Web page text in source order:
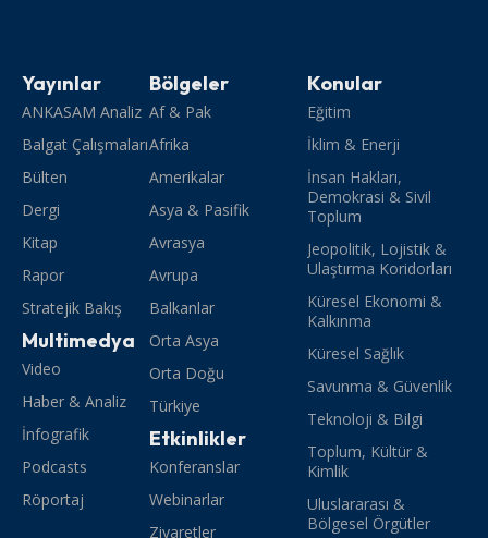
Yayınlar
ANKASAM Analiz
Balgat Çalışmaları
Bülten
Dergi
Kitap
Rapor
Stratejik Bakış
Multimedya
Video
Haber & Analiz
İnfografik
Podcasts
Röportaj
Bölgeler
Af & Pak
Afrika
Amerikalar
Asya & Pasifik
Avrasya
Avrupa
Balkanlar
Orta Asya
Orta Doğu
Türkiye
Etkinlikler
Konferanslar
Webinarlar
Ziyaretler
Konular
Eğitim
İklim & Enerji
İnsan Hakları,
Demokrasi & Sivil
Toplum
Jeopolitik, Lojistik &
Ulaştırma Koridorları
Küresel Ekonomi &
Kalkınma
Küresel Sağlık
Savunma & Güvenlik
Teknoloji & Bilgi
Toplum, Kültür &
Kimlik
Uluslararası &
Bölgesel Örgütler